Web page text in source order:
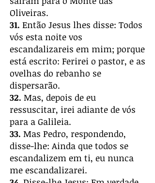
Oliveiras.
31. Então Jesus lhes disse: Todos
vós esta noite vos
escandalizareis em mim; porque
está escrito: Ferirei o pastor, e as
ovelhas do rebanho se
dispersarão.
32. Mas, depois de eu
ressuscitar, irei adiante de vós
para a Galileia.
33. Mas Pedro, respondendo,
disse-lhe: Ainda que todos se
escandalizem em ti, eu nunca
me escandalizarei.